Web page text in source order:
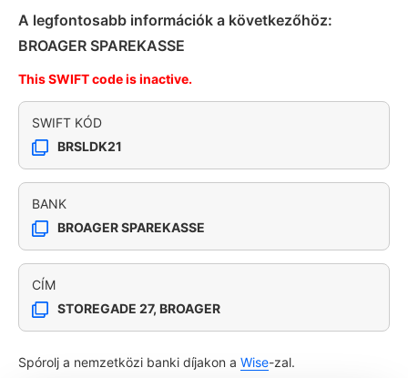
A legfontosabb információk a következőhöz:
BROAGER SPAREKASSE
This SWIFT code is inactive.
SWIFT KÓD
BRSLDK21
BANK
BROAGER SPAREKASSE
CÍM
STOREGADE 27, BROAGER
Spórolj a nemzetközi banki díjakon a Wise-zal.